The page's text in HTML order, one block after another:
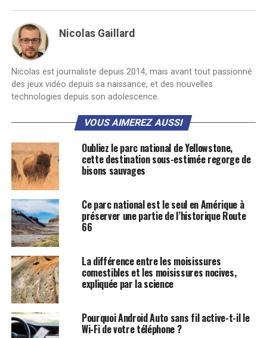
Nicolas Gaillard
Nicolas est journaliste depuis 2014, mais avant tout passionné
des jeux vidéo depuis sa naissance, et des nouvelles
technologies depuis son adolescence.
VOUS AIMEREZ AUSSI
Oubliez le parc national de Yellowstone,
cette destination sous-estimée regorge de
bisons sauvages
Ce parc national est le seul en Amérique à
préserver une partie de l’historique Route
66
La différence entre les moisissures
comestibles et les moisissures nocives,
expliquée par la science
Pourquoi Android Auto sans fil active-t-il le
Wi-Fi de votre téléphone ?